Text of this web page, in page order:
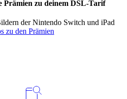
Prämien zu deinem DSL-Tarif
zu den Prämien